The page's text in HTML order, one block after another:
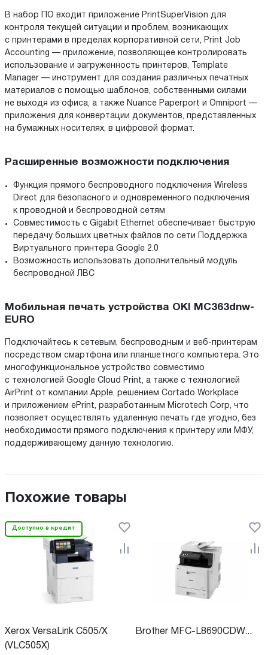
В набор ПО входит приложение PrintSuperVision для
контроля текущей ситуации и проблем, возникающих
с принтерами в пределах корпоративной сети, Print Job
Accounting — приложение, позволяющее контролировать
использование и загруженность принтеров, Template
Manager — инструмент для создания различных печатных
материалов с помощью шаблонов, собственными силами
не выходя из офиса, а также Nuance Paperport и Omniport —
приложения для конвертации документов, представленных
на бумажных носителях, в цифровой формат.
Расширенные возможности подключения
Функция прямого беспроводного подключения Wireless
Direct для безопасного и одновременного подключения
к проводной и беспроводной сетям
Совместимость с Gigabit Ethernet обеспечивает быструю
передачу больших цветных файлов по сети Поддержка
Виртуального принтера Google 2.0
Возможность использовать дополнительный модуль
беспроводной ЛВС
Мобильная печать устройства OKI MC363dnw-
EURO
Подключайтесь к сетевым, беспроводным и веб-принтерам
посредством смартфона или планшетного компьютера. Это
многофункциональное устройство совместимо
с технологией Google Cloud Print, а также с технологией
AirPrint от компании Apple, решением Cortado Workplace
и приложением ePrint, разработанным Microtech Corp, что
позволяет осуществлять удаленную печать где угодно, без
необходимости прямого подключения к принтеру или МФУ,
поддерживающему данную технологию.
Похожие товары
Доступно в кредит
Xerox VersaLink C505/X
(VLC505X)
Brother MFC-L8690CDW...